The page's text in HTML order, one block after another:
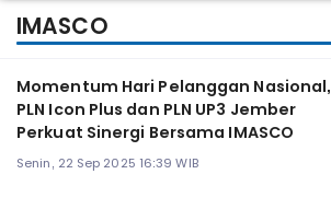
IMASCO
Momentum Hari Pelanggan Nasional,
PLN Icon Plus dan PLN UP3 Jember
Perkuat Sinergi Bersama IMASCO
Senin, 22 Sep 2025 16:39 WIB